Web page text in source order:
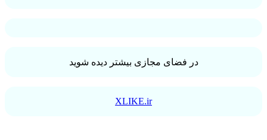
در فضای مجازی بیشتر دیده شوید
XLIKE.ir